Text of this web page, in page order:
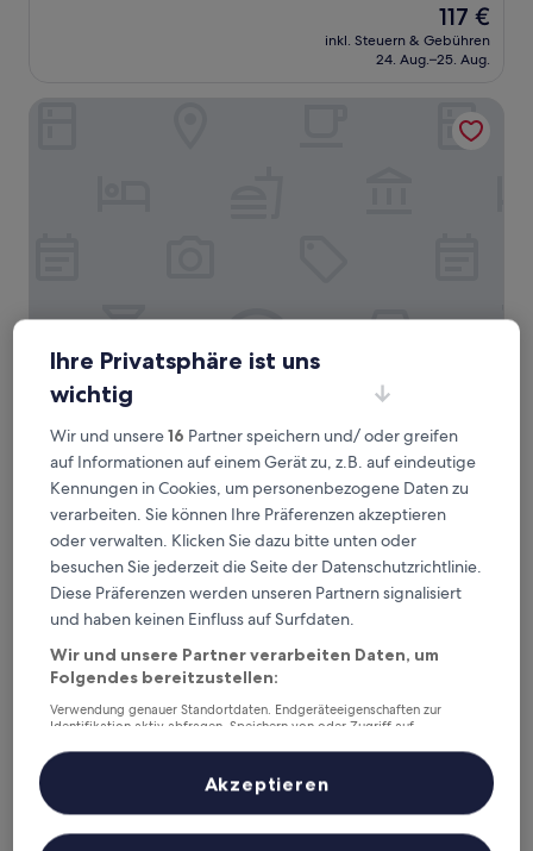
Der
Preis
beträgt
117 €
inkl. Steuern & Gebühren
24. Aug.–25. Aug.
Turnkey Accommodation – North
Melbourne
Turnkey Accommodation – North Melbourne
4.5-
Sterne-
Unterkunft
2,9 km von Station Jewell entfernt
9.4
10,
Außergewöhnlich,
(379
Bewertungen)
9,4/10 Außergewöhnlich (379 Bewertungen)
Preis
beträgt
inkl. Steuern & Gebühren
28. Aug.–29. Aug.
Ihre Privatsphäre ist uns
wichtig
Wir und unsere16 Partner speichern und/ oder greifen
auf Informationen auf einem Gerät zu, z.B. auf eindeutige
Kennungen in Cookies, um personenbezogene Daten zu
verarbeiten. Sie können Ihre Präferenzen akzeptieren
oder verwalten. Klicken Sie dazu bitte unten oder
besuchen Sie jederzeit die Seite der Datenschutzrichtlinie.
Diese Präferenzen werden unseren Partnern signalisiert
und haben keinen Einfluss auf Surfdaten.
Wir und unsere Partner verarbeiten Daten, um
Folgendes bereitzustellen:
Verwendung genauer Standortdaten. Endgeräteeigenschaften zur
Identifikation aktiv abfragen. Speichern von oder Zugriff auf
Inhalte, Messung von Werbeleistung und der Performance von Inhalten,
Zielgruppenforschung sowie Entwicklung und Verbesserung von
Liste der Partner (Lieferanten)
Akzeptieren